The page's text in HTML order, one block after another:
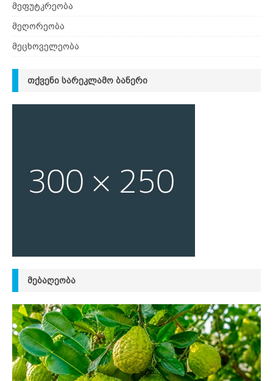
მეფუტკრეობა
მეღორეობა
მეცხოველეობა
ᲗᲥᲕᲔᲜᲘ ᲡᲐᲠᲔᲙᲚᲐᲛᲝ ᲑᲐᲜᲔᲠᲘ
ᲛᲔᲑᲐᲦᲔᲝᲑᲐ